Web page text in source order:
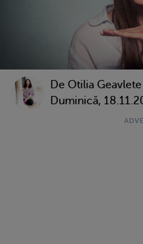
De Otilia
Duminică,